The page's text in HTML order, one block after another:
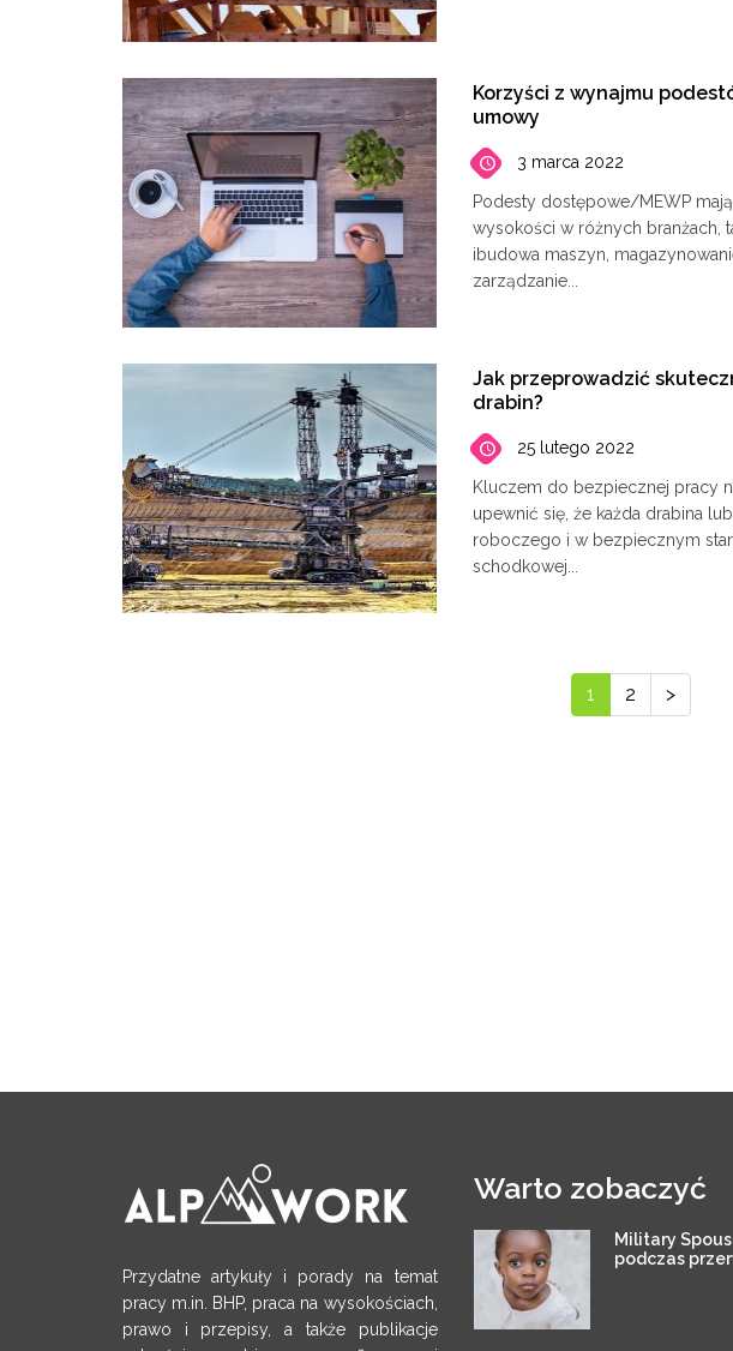
Korzyści z wynajmu
umowy
3 marca 2022
Podesty dostępowe/MEWP
wysokości w różnych branżach,
ibudowa maszyn,
zarządzanie...
Jak przeprowadzić
drabin?
25 lutego 2022
Kluczem do bezpiecznej pracy
upewnić się, że każda drabina
roboczego i w bezpiecznym
schodkowej...
1 2 >
Przydatne artykuły i porady na temat
pracy m.in. BHP, praca na wysokościach,
prawo i przepisy, a także publikacje
Warto zobaczyć
Military
podczas